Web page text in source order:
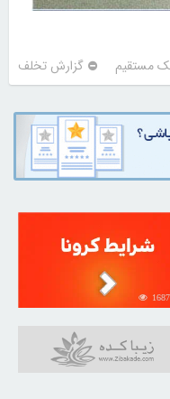
مستقیم گزارش تخلف